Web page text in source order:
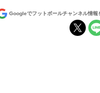
Googleでフットボールチャンネル情報